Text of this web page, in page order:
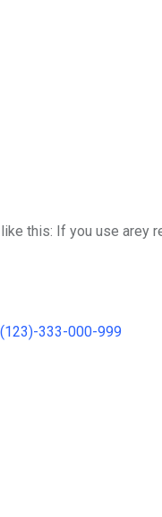
this: If you use arey
(123)-333-000-999